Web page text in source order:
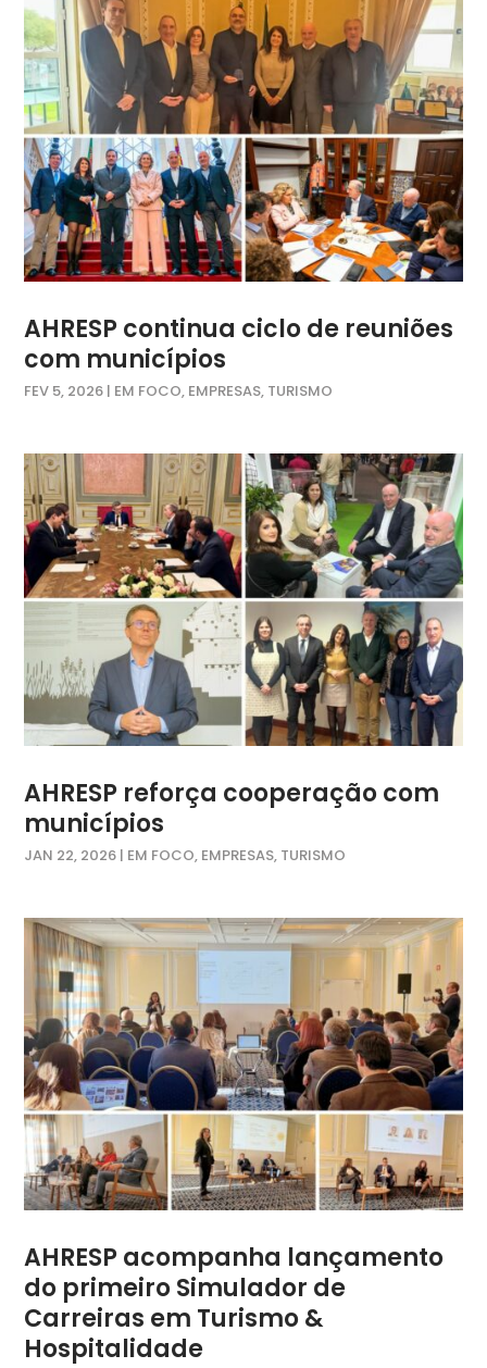
AHRESP continua ciclo de reuniões
com municípios
FEV 5, 2026 | EM FOCO, EMPRESAS, TURISMO
AHRESP reforça cooperação com
municípios
JAN 22, 2026 | EM FOCO, EMPRESAS, TURISMO
AHRESP acompanha lançamento
do primeiro Simulador de
Carreiras em Turismo &
Hospitalidade